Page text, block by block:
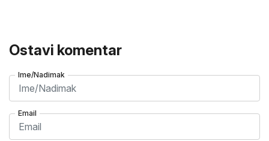
Ostavi komentar
Ime/Nadimak
Email